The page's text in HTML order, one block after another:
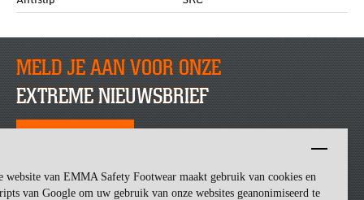
website van EMMA Safety Footwear maakt gebruik van cookies en
van Google om uw gebruik van onze websites geanonimiseerd te
MELD JE AAN VOOR ONZE
EXTREME NIEUWSBRIEF